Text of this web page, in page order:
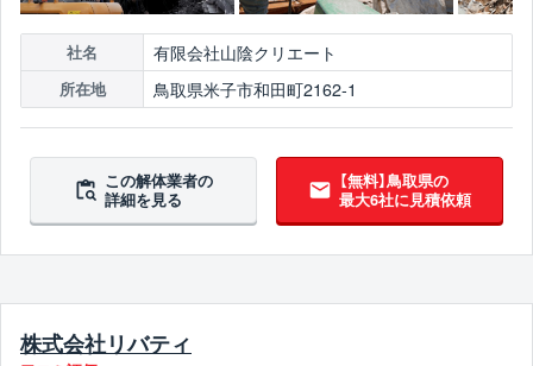
社名 有限会社山陰クリエート
所在地 鳥取県米子市和田町2162-1
この解体業者の
詳細を見る
【無料】鳥取県の
最大6社に見積依頼
株式会社リバティ